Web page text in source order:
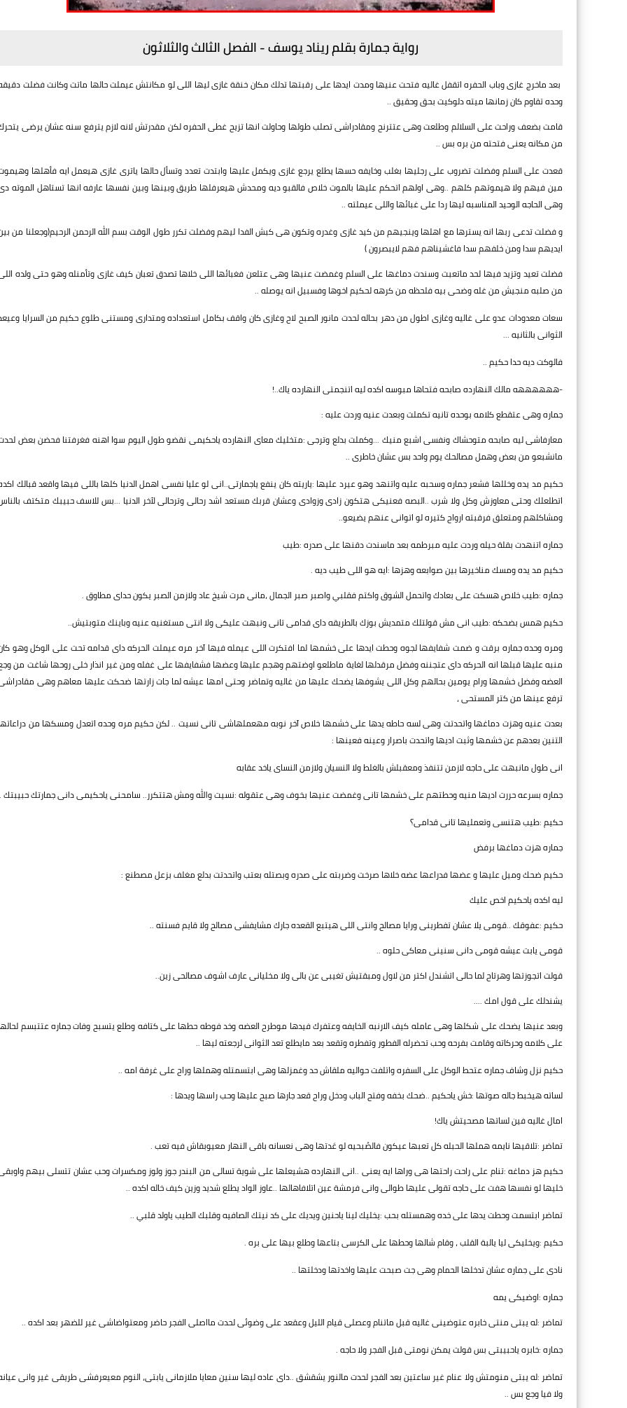
رواية جمارة بقلم ريناد يوسف - الفصلالثالث والثلاثون
بعد ماخرج غازى وباب الحفره اتقفل غاليه فتحت عنيها ومدت ايدها على رقبتها تدلك مكان خنقة غازى ليها اللى لو مكانتش عيملت حالها ماتت وكانت فضلت
وحده تقاوم كان زمانها ميته دلوكيت بحق وحقيق ..
قامت بضعف وراحت على السلالم وطلعت وهى عتترنح ومقادراشى تصلب طولها وحاولت انها تزيح غطى الحفره لكن مقدرتش لانه لازم يترفع سنه عشان يرضى
من مكانه يعنى فتحته من بره بس ..
قعدت على السلم وفضلت تضروب على رجليها بغلب وخايفه حسها يطلع يرجع غازى ويكمل عليها وابتدت تعدد وتسأل حالها ياترى غازى هيعمل ايه فأهلها
مين فيهم ولا هيموتهم كلهم ..وهى اولهم اتحكم عليها بالموت خلاص فالقبو ديه ومحدش هيعرفلها طريق وبينها وبين نفسها عارفه انها تستاهل الموته
وهى الحاجه الوحيد المناسبه ليها ردا على غبائها واللى عيملته ..
و فضلت تدعى ربها انه يسترها مع اهلها وينجيهم من كيد غازى وغدره وتكون هى كبش الفدا ليهم وفضلت تكرر طول الوقت بسم الله الرحمن الرحيم(وجعلنا من
ايديهم سدا ومن خلفهم سدا فاغشيناهم فهم لايبصرون )
فضلت تعيد وتزيد فيها لحد ماتعبت وسندت دماغها على السلم وغمضت عنيها وهى عتلعن فغبائها اللى خلاها تصدق تعبان كيف غازى وتأمنله وهو حتى ولده
من صلبه منجيش من غله وضحى بيه فلحظه من كرهه لحكيم اخوها وفسبيل انه يوصله ..
سعات معدودات عدو على غاليه وغازى اطول من دهر بحاله لحدت مانور الصبح لاح وغازى كان واقف بكامل استعداده ومتدارى ومستنى طلوع حكيم من السرايا
الثوانى بالثانيه ...
فالوكت ديه حدا حكيم ..
-ههههههه مالك النهارده صابحه فتحاها مبوسه اكده ليه اتنجمتى النهارده ياك..!
جماره وهى عتقطع كلامه بوحده تانيه تكملت وبعدت عنيه وردت عليه :
معارفاشى ليه صابحه متوحشاك ونفسى اشبع منيك ...وكملت بدلع وترجى :متخليك معاى النهارده ياحكيمى نقضو طول اليوم سوا اهنه فغرفتنا فحضن بعض
مانشبعو من بعض وهمل مصالحك يوم واحد بس عشان خاطرى ..
حكيم مد يده وخللها فشعر جماره وسحبه عليه واتنهد وهو عيرد عليها :ياريته كان ينفع ياجمارتى..انى لو عليا نفسى اهمل الدنيا كلها باللى فيها واقعد قبالك
اتطلعلك وحتى معاوزش وكل ولا شرب ..البصه فعنيكى هتكون زادى وزوادى وعشان قربك مستعد اشد رحالى وترحالى لآخر الدنيا ...بس للاسف حبيبك متكتف
ومشاكلهم ومتعلق فرقبته ارواح كتيره لو اتوانى عنهم يضيعو..
جماره اتنهدت بقلة حيله وردت عليه مبرطمه بعد ماسندت دقنها على صدره :طيب
حكيم مد يده ومسك مناخيرها بين صوابعه وهزها :ايه هو اللى طيب ديه .
جماره :طيب خلاص هسكت على بعادك واتحمل الشوق واكتم فقلبي واصبر صبر الجمال ،مانى مرت شيخ عاد ولازمن الصبر يكون حداى مطاوق .
حكيم همس بضحكه :طيب انى مش قولتلك متمديش بوزك بالطريقه داى قدامى تانى ونبهت عليكى ولا انتى مستغنيه عنيه وباينك متوبتيش..
ومره وحده جماره برقت و ضمت شفايفها لجوه وحطت ايدها على خشمها لما افتكرت اللى عيمله فيها آخر مره عيملت الحركه داى قدامه تحت على الوكل وهو
منبه عليها قبلها انه الحركه داى عتجننه وفضل مرقدلها لغاية ماطلعو اوضتهم وهجم عليها وعضها فشفايفها على غفله ومن غير انذار خلى روحها شاغت من
العضه وفضل خشمها ورام يومين بحالهم وكل اللى يشوفها يضحك عليها من غاليه وتماضر وحتى امها عيشه لما جات زارتها ضحكت عليها معاهم وهى
ترفع عينها من كتر المستحى ،
بعدت عنيه وهزت دماغها واتحدتت وهى لسه حاطه يدها على خشمها خلاص آخر نوبه مهعملهاشى تانى نسيت .. لكن حكيم مره وحده اتعدل ومسكها من
التنين بعدهم عن خشمها وثبت اديها واتحدت باصرار وعينه فعينها :
انى طول مانبهت على حاجه لازمن تتنفذ ومعقبلش بالغلط ولا النسيان ولازمن النساى ياخد عقابه
جماره بسرعه حررت اديها منيه وحطتهم على خشمها تانى وغمضت عنيها بخوف وهى عتقوله :نسيت والله ومش هتتكرر.. سامحنى ياحكيمى دانى جمارتك حبيبتك .
حكيم :طيب هتنسى وتعمليها تانى قدامى؟
جماره هزت دماغها برفض
حكيم ضحك وميل عليها و عضها فدراعها عضه خلاها صرخت وضربته على صدره وبصتله بعتب واتحدتت بدلع مغلف بزعل مصطنع :
ليه اكده ياحكيم اخص عليك
حكيم :عفوقك ..قومى يلا عشان تفطرينى ورايا مصالح وانتى اللى هيتبع القعده جارك مشايفشى مصالح ولا قايم فسنته ..
قومى يابت عيشه قومى دانى سنينى معاكى حلوه ..
قولت اتجوزتها وهرتاح لما حالى اتشندل اكتر من لاول ومبقتيش تغيبى عن بالى ولا مخليانى عارف اشوف مصالحى زين..
يشندلك على قول امك ....
وبعد عنيها يضحك على شكلها وهى عامله كيف الارنبه الخايفه وعتفرك فيدها موطرح العضه وخد فوطه حطها على كتافه وطلع يتسبح وفات جماره عتتبسم
على كلامه وحركاته وقامت بفرحه وحب تحضرله الفطور وتفطره وتقعد بعد مايطلع تعد الثوانى لرجعته ليها ..
حكيم نزل وشاف جماره عتحط الوكل على السفره واتلفت حواليه ملقاش حد وغمزلها وهى ابتسمتله وهملها وراح على غرفة امه ..
لساته هيخبط جاله صوتها :خش ياحكيم ..ضحك بخفه وفتح الباب ودخل وراح قعد جارها صبح عليها وحب راسها ويدها :
امال غاليه فين لساتها مصحيتش ياك!
تماضر :تلاقيها نايمه هملها الحبله كل تعبها عيكون فالصُبحيه لو عَدتها وهى نعسانه باقى النهار معيوبقاش فيه تعب .
حكيم هز دماغه :تنام على راحت راحتها هى وراها ايه يعنى ..انى النهارده هشيعلها على شوية تسالى من البندر جوز ولوز ومكسرات وحب عشان تتسلى بيهم
خليها لو نفسها هفت على حاجه تقولى عليها طوالى وانى فرمشة عين اتلافاهالها ..عاوز الواد يطلع شديد وزين كيف خاله اكده ..
تماضر ابتسمت وحطت يدها على خده وهمستله بحب :يخليك لينا ياحنين ويديك على كد نيتك الصافيه وقلبك الطيب ياولد قلبي ..
حكيم :ويخليكى ليا يالبة القلب ، وقام شالها وحطها على الكرسى بتاعها وطلع بيها على بره .
نادى على جماره عشان تدخلها الحمام وهى جت صبحت عليها واخدتها ودخلتها ..
جماره :اوضيكى يمه
تماضر :له يبتى منتى خابره عتوضينى غاليه قبل ماتنام وعصلى قيام الليل وعقعد على وضوئى لحدت مااصلى الفجر حاضر ومعتواضاشى غير للضهر بعد اكده ..
جماره :خابره ياحبيبتى بس قولت يمكن نومتى قبل الفجر ولا حاجه .
تماضر :له يبتى منومتش ولا عنام غير ساعتين بعد الفجر لحدت مالنور يشقشق ..داى عاده ليها سنين معايا ملازمانى يابتى، النوم معيعرفشى طريقى غير وانى
ولا فيا وجع بس ..